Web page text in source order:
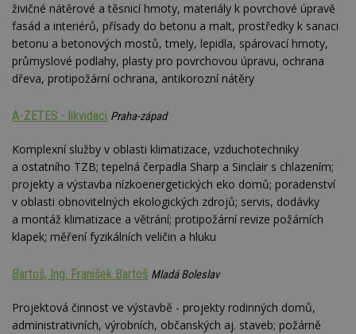
živičné nátěrové a těsnicí hmoty, materiály k povrchové úpravě
fasád a interiérů, přísady do betonu a malt, prostředky k sanaci
betonu a betonových mostů, tmely, lepidla, spárovací hmoty,
průmyslové podlahy, plasty pro povrchovou úpravu, ochrana
dřeva, protipožární ochrana, antikorozní nátěry
A-ZETES - likvidaci Praha-západ
Komplexní služby v oblasti klimatizace, vzduchotechniky
a ostatního TZB; tepelná čerpadla Sharp a Sinclair s chlazením;
projekty a výstavba nízkoenergetických eko domů; poradenství
v oblasti obnovitelných ekologických zdrojů; servis, dodávky
a montáž klimatizace a větrání; protipožární revize požárních
klapek; měření fyzikálních veličin a hluku
Bartoš, Ing. Franišek Bartoš Mladá Boleslav
Projektová činnost ve výstavbě - projekty rodinných domů,
administrativních, výrobních, občanských aj. staveb; požárně